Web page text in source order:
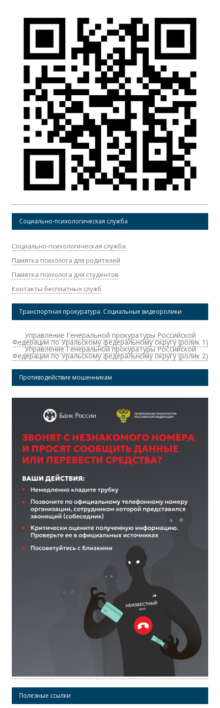
Социально-психологическая служба
Социально-психологическая служба
Памятка психолога для родителей
Памятка психолога для студентов
Контакты бесплатных служб
Транспортная прокуратура. Социальные видеоролики
Управление Генеральной прокуратуры Российской
Федерации по Уральскому федеральному округу (ролик 1)
Управление Генеральной прокуратуры Российской
Федерации по Уральскому федеральному округу (ролик 2)
Противодействие мошенникам
Полезные ссылки